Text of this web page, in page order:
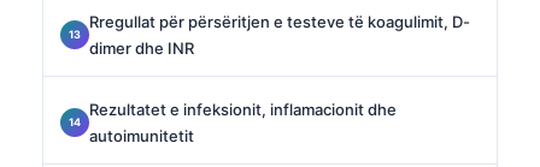
Rregullat për përsëritjen e testeve të koagulimit, D-
dimer dhe INR
Rezultatet e infeksionit, inflamacionit dhe
autoimunitetit